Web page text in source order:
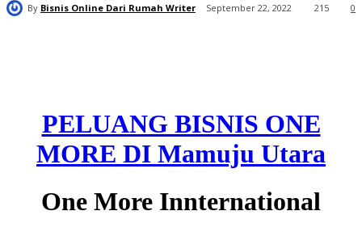
By Bisnis Online Dari Rumah Writer September 22, 2022 0
215
PELUANG BISNIS ONE
MORE DI Mamuju Utara
One More Innternational